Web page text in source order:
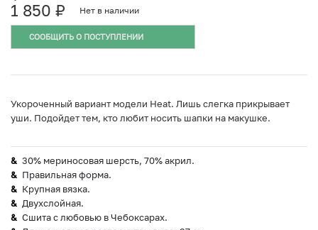
1 850 ₽ Нет в наличии
СООБЩИТЬ О ПОСТУПЛЕНИИ
Укороченный вариант модели Heat. Лишь слегка прикрывает
уши. Подойдет тем, кто любит носить шапки на макушке.
30% мериносовая шерсть, 70% акрил.
Правильная форма.
Крупная вязка.
Двухслойная.
Сшита с любовью в Чебоксарах.